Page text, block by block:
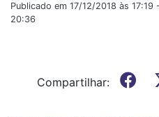
Publicado em 17/12/2018 às
20:36
Compartilhar: